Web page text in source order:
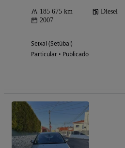
185 675 km Diesel
2007
Seixal (Setúbal)
Particular • Publicado